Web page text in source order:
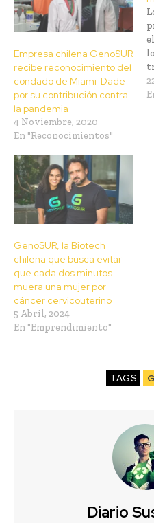
Empresa chilena GenoSUR
recibe reconocimiento del
condado de Miami-Dade
por su contribución contra
la pandemia
4 Noviembre, 2020
En "Reconocimientos"
GenoSUR, la Biotech
chilena que busca evitar
que cada dos minutos
muera una mujer por
cáncer cervicouterino
5 Abril, 2024
En "Emprendimiento"
TAGS
Diario